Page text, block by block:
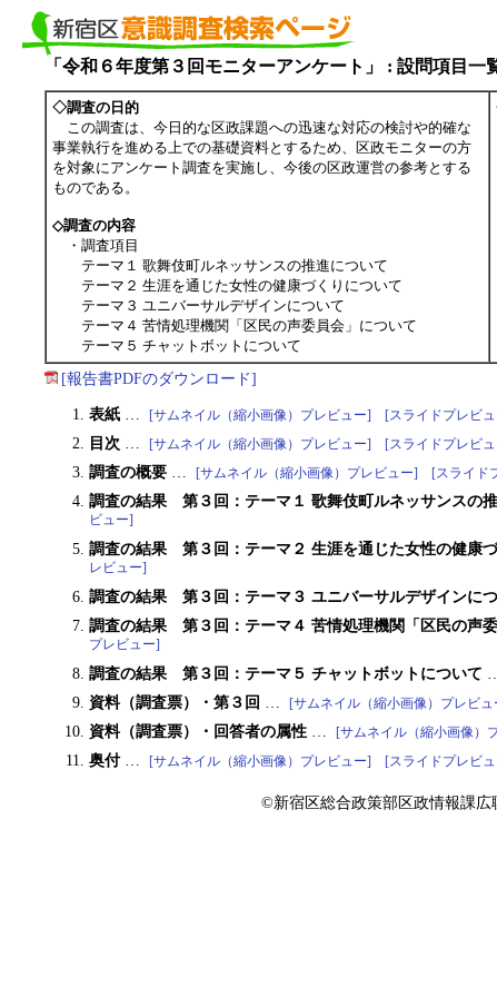
「令和６年度第３回モニターアンケート」 : 設問項目一
◇調査の日的
この調査は、今日的な区政課題への迅速な対応の検討や的確な
事業執行を進める上での基礎資料とするため、区政モニターの方
を対象にアンケート調査を実施し、今後の区政運営の参考とする
ものである。
◇調査の内容
・調査項目
テーマ１ 歌舞伎町ルネッサンスの推進について
テーマ２ 生涯を通じた女性の健康づくりについて
テーマ３ ユニバーサルデザインについて
テーマ４ 苦情処理機関「区民の声委員会」について
テーマ５ チャットボットについて
[報告書PDFのダウンロード]
表紙 [サムネイル（縮小画像）プレビュー] [スライドプレビ
目次 [サムネイル（縮小画像）プレビュー] [スライドプレビ
調査の概要 [サムネイル（縮小画像）プレビュー] [スライド
調査の結果 第３回：テーマ１ 歌舞伎町ルネッサンスの
ビュー]
調査の結果 第３回：テーマ２ 生涯を通じた女性の健康
レビュー]
調査の結果 第３回：テーマ３ ユニバーサルデザインに
調査の結果 第３回：テーマ４ 苦情処理機関「区民の声
プレビュー]
調査の結果 第３回：テーマ５ チャットボットについて
資料（調査票）・第３回 [サムネイル（縮小画像）プレビュ
資料（調査票）・回答者の属性 [サムネイル（縮小画像）
奥付… [サムネイル（縮小画像）プレビュー] [スライドプレビ
©新宿区総合政策部区政情報課